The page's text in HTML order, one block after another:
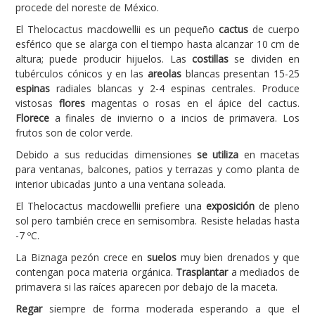
Árboles y Palmeras
Arbustos y Trepadoras
Cactus y Suculentas
procede del noreste de México.
El Thelocactus macdowellii es un pequeñocactus de cuerpo
esférico que se alarga con el tiempo hasta alcanzar 10 cm de
altura; puede producir hijuelos. Las costillasse dividen en
tubérculos cónicos y en las areolasblancas presentan 15-25
espinas radiales blancas y 2-4 espinas centrales. Produce
vistosas floresmagentas o rosas en el ápice del cactus.
Florece a finales de invierno o a incios de primavera. Los
frutos son de color verde.
Debido a sus reducidas dimensiones se utiliza en macetas
para ventanas, balcones, patios y terrazas y como planta de
interior ubicadas junto a una ventana soleada.
El Thelocactus macdowellii prefiere una exposiciónde pleno
sol pero también crece en semisombra. Resiste heladas hasta
-7 ºC.
La Biznaga pezón crece en suelos muy bien drenados y que
contengan poca materia orgánica. Trasplantara mediados de
primavera si las raíces aparecen por debajo de la maceta.
Regarsiempre de forma moderada esperando a que el